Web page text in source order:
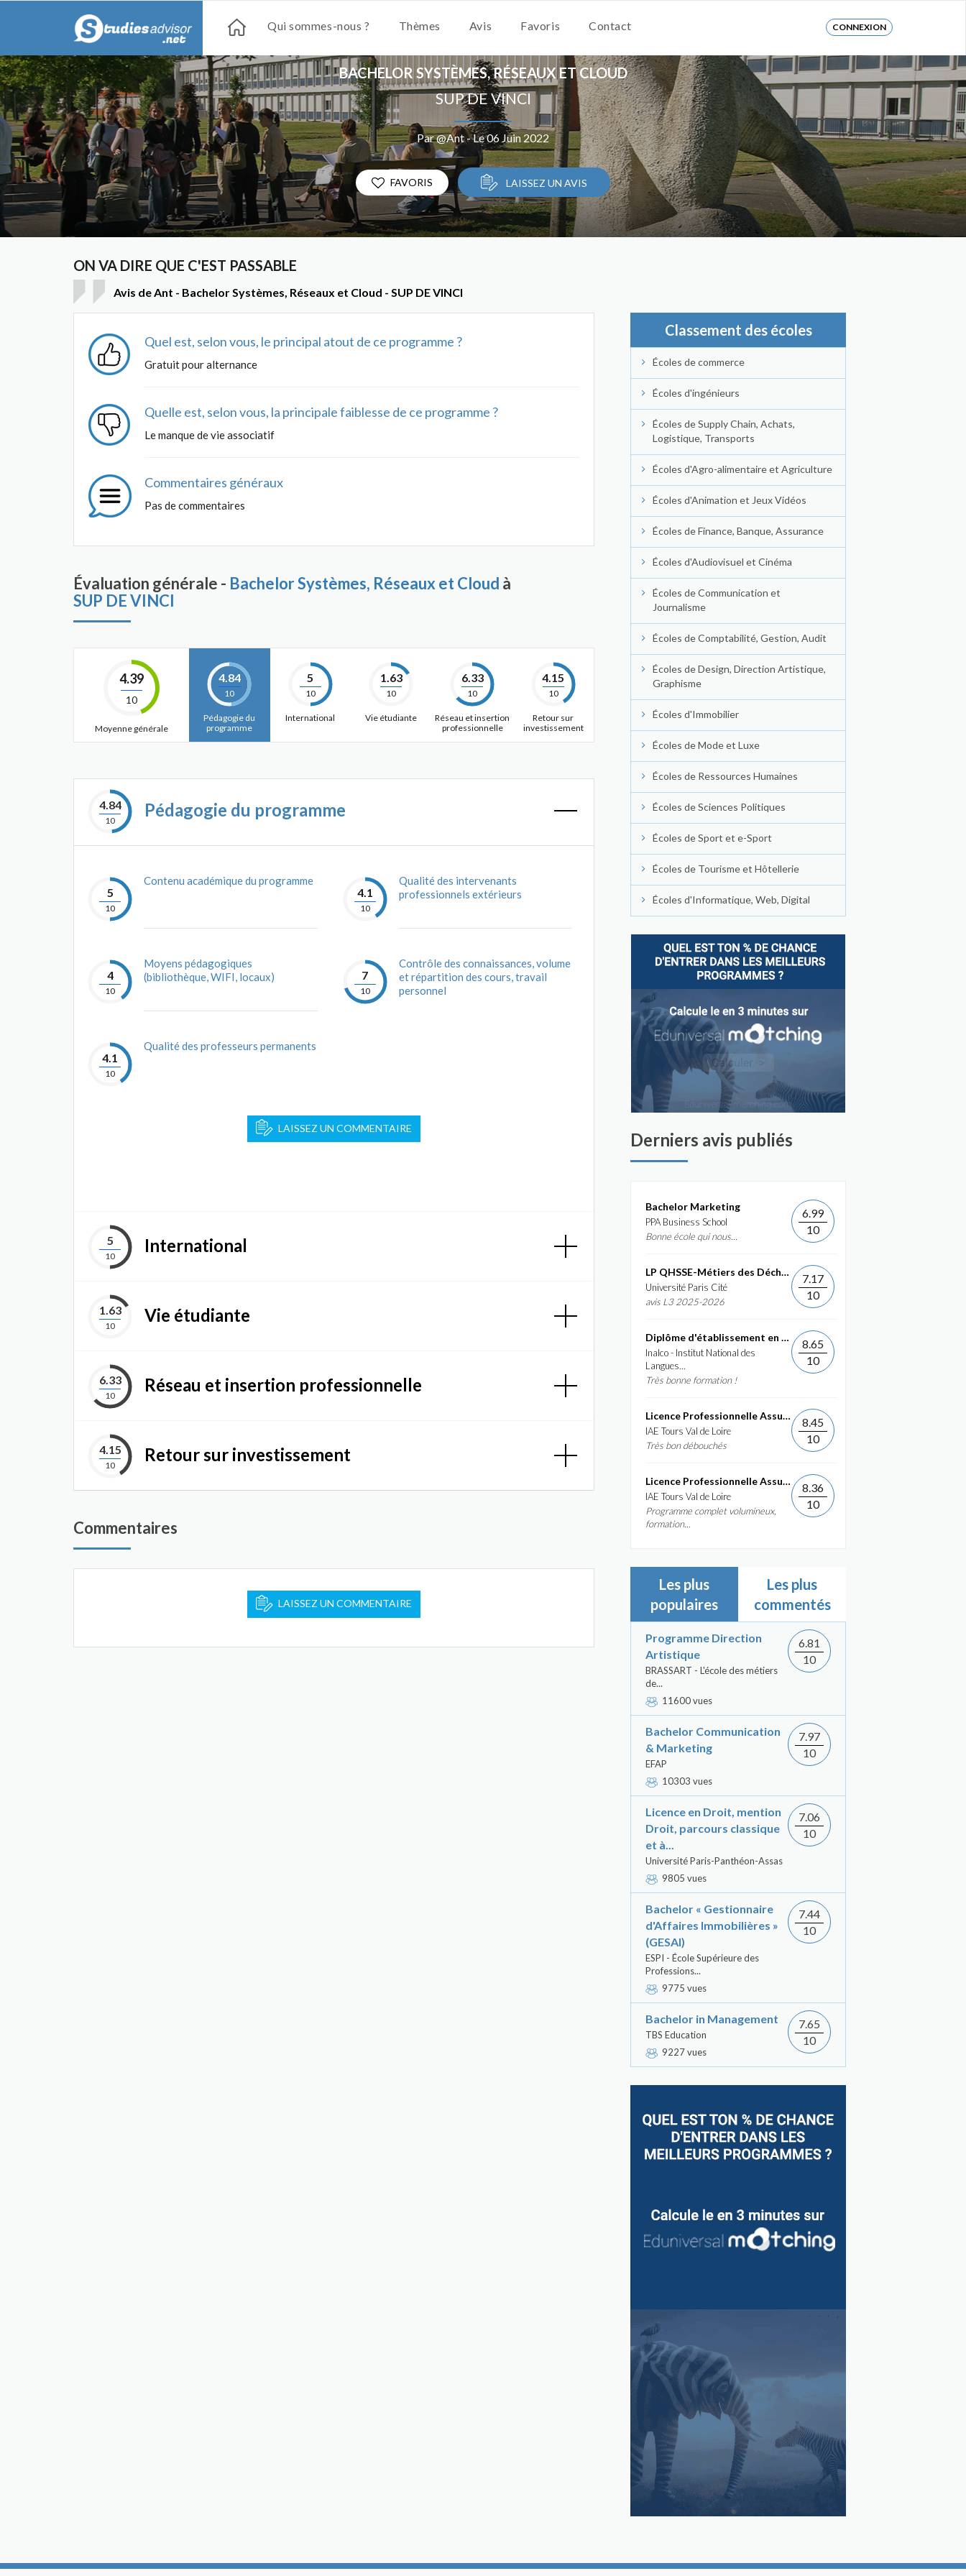
Qui sommes-nous ? Thèmes Avis Favoris Contact CONNEXION
BACHELOR SYSTÈMES, RÉSEAUX ET CLOUD
SUP DE VINCI
Par @Ant - Le 06 Juin 2022
FAVORIS LAISSEZ UN AVIS
ON VA DIRE QUE C'EST PASSABLE
Avis de Ant - Bachelor Systèmes, Réseaux et Cloud - SUP DE VINCI
Quel est, selon vous, le principal atout de ce programme ?
Gratuit pour alternance
Quelle est, selon vous, la principale faiblesse de ce programme ?
Le manque de vie associatif
Commentaires généraux
Pas de commentaires
Évaluation générale - Bachelor Systèmes, Réseaux et Cloud à
SUP DE VINCI
4.39
10
Moyenne générale
4.84
10
Pédagogie du
programme
5
10
International
1.63
10
Vie étudiante
6.33
10
Réseau et insertion
professionnelle
4.15
10
Retour sur
investissement
4.84
10
Pédagogie du programme
5
10
Contenu académique du programme
4
10
Moyens pédagogiques
(bibliothèque, WIFI, locaux)
4.1
10
Qualité des professeurs permanents
4.1
10
Qualité des intervenants
professionnels extérieurs
7
10
Contrôle des connaissances, volume
et répartition des cours, travail
personnel
LAISSEZ UN COMMENTAIRE
5
10
International
1.63
10
Vie étudiante
6.33
10
Réseau et insertion professionnelle
4.15
10
Retour sur investissement
Commentaires
LAISSEZ UN COMMENTAIRE
Classement des écoles
Écoles de commerce
Écoles d'ingénieurs
Écoles de Supply Chain, Achats,
Logistique, Transports
Écoles d'Agro-alimentaire et Agriculture
Écoles d'Animation et Jeux Vidéos
Écoles de Finance, Banque, Assurance
Écoles d'Audiovisuel et Cinéma
Écoles de Communication et
Journalisme
Écoles de Comptabilité, Gestion, Audit
Écoles de Design, Direction Artistique,
Graphisme
Écoles d'Immobilier
Écoles de Mode et Luxe
Écoles de Ressources Humaines
Écoles de Sciences Politiques
Écoles de Sport et e-Sport
Écoles de Tourisme et Hôtellerie
Écoles d'Informatique, Web, Digital
Derniers avis publiés
Bachelor Marketing
PPA Business School
Bonne école qui nous...
6.99
10
LP QHSSE-Métiers des Déchets et de...
Université Paris Cité
avis L3 2025-2026
7.17
10
Diplôme d'établissement en Commerce International et...
Inalco - Institut National des
Langues...
Très bonne formation !
8.65
10
Licence Professionnelle Assurance, banque, finance :...
IAE Tours Val de Loire
Très bon débouchés
8.45
10
Licence Professionnelle Assurance, banque, finance :...
IAE Tours Val de Loire
Programme complet volumineux,
formation...
8.36
10
Les plus
populaires
Les plus
commentés
Programme Direction
Artistique
BRASSART - L'école des métiers
de...
11600 vues
6.81
10
Bachelor Communication
& Marketing
EFAP
10303 vues
7.97
10
Licence en Droit, mention
Droit, parcours classique
et à...
Université Paris-Panthéon-Assas
9805 vues
7.06
10
Bachelor « Gestionnaire
d'Affaires Immobilières »
(GESAI)
ESPI - École Supérieure des
Professions...
9775 vues
7.44
10
Bachelor in Management
TBS Education
9227 vues
7.65
10